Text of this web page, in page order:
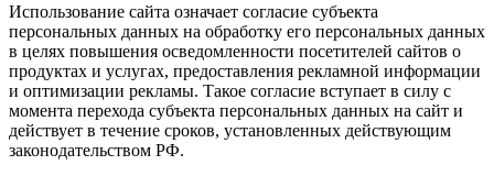
Использование сайта означает согласие субъекта
персональных данных на обработку его персональных данных
в целях повышения осведомленности посетителей сайтов о
продуктах и услугах, предоставления рекламной информации
и оптимизации рекламы. Такое согласие вступает в силу с
момента перехода субъекта персональных данных на сайт и
действует в течение сроков, установленных действующим
законодательством РФ.